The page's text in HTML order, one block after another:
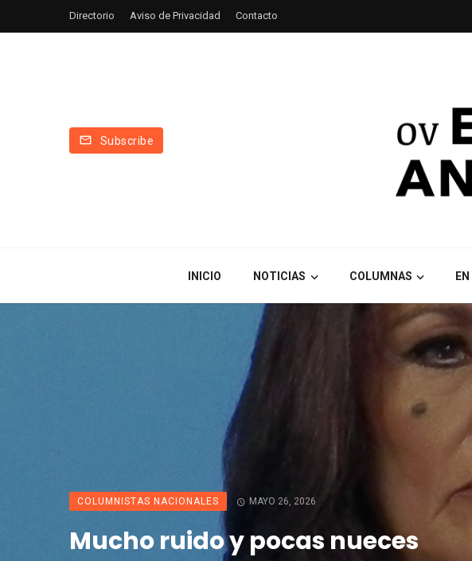
Directorio Aviso de Privacidad Contacto
Subscribe
INICIO NOTICIAS COLUMNAS
COLUMNISTAS NACIONALES MAYO 26, 2026
Mucho ruido y pocas nueces